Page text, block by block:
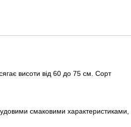
висоти від 60 до 75 см. Сорт
смаковими характеристиками,